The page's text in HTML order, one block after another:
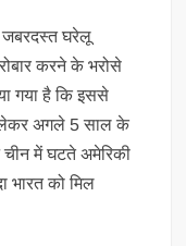
जबरदस्त घरेलू
करने के भरोसे
गया है कि इससे
लेकर अगले 5 साल के
में घटते अमेरिकी
भारत को मिल